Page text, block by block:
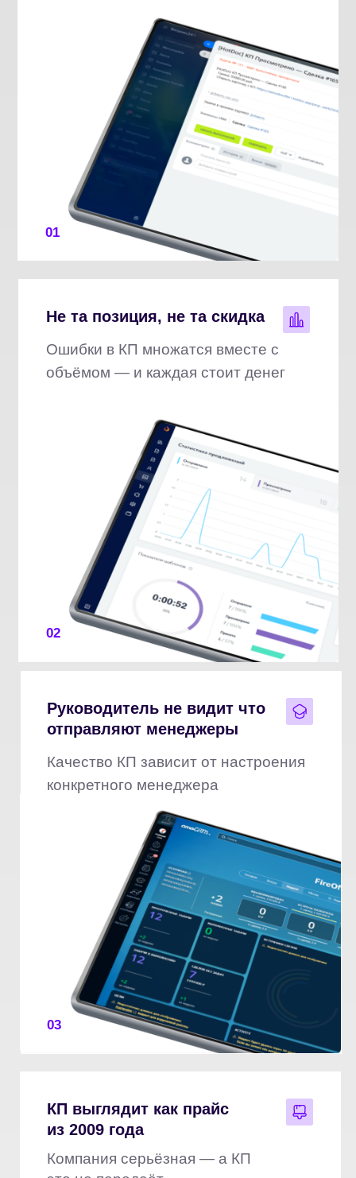
Руководитель не видит что
отправляют менеджеры
03
04
КП выглядит как прайс
из 2009 года
Компания серьёзная — а КП
это не передаёт
Не та позиция, не та скидка
Ошибки в КП множатся вместе с
объёмом — и каждая стоит денег
Качество КП зависит от настроения
конкретного менеджера